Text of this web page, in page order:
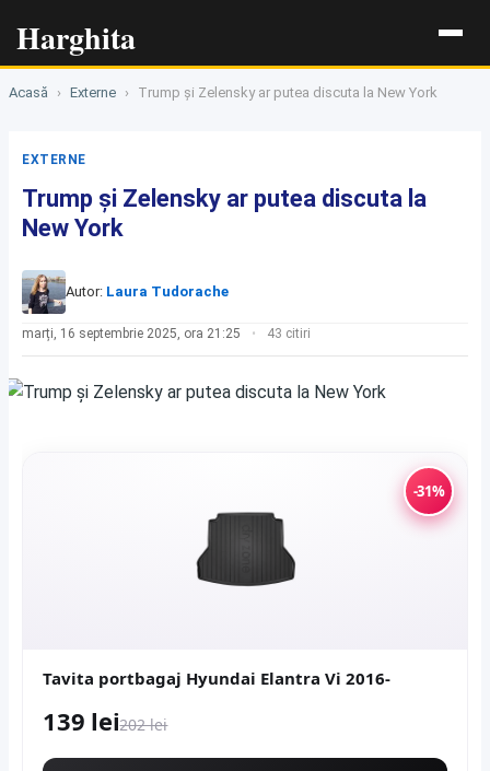
Harghita
Acasă › Externe › Trump și Zelensky ar putea discuta la New York
EXTERNE
Trump și Zelensky ar putea discuta la
New York
Autor: Laura Tudorache
marți, 16 septembrie 2025, ora 21:25 43 citiri
-31%
Tavita portbagaj Hyundai Elantra Vi 2016-
139 lei202 lei